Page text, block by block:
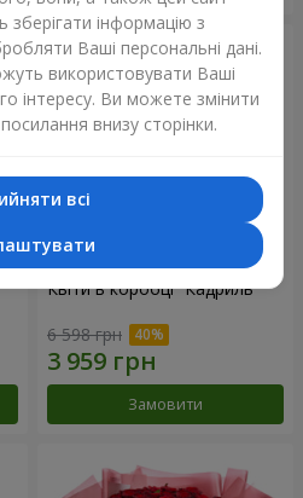
Квіти в коробці “Кадриль”
6 598 грн
Замовити
інформацію з
Ваші персональні дані.
використовувати Ваші
інтересу. Ви можете змінити
внизу сторінки.
всі